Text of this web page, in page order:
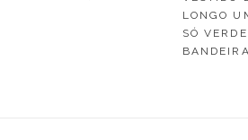
LONGO
SÓ VERDE